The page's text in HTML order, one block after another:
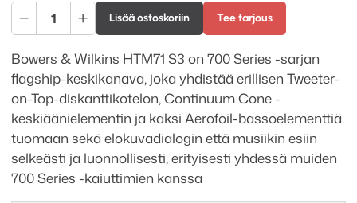
Bowers
&
Wilkins
HTM71
S3
keskikaiutin
määrä
Lisää ostoskoriin Tee tarjous
Bowers & Wilkins HTM71 S3 on 700 Series -sarjan
flagship-keskikanava, joka yhdistää erillisen Tweeter-
on-Top-diskanttikotelon, Continuum Cone -
keskiäänielementin ja kaksi Aerofoil-bassoelementtiä
tuomaan sekä elokuvadialogin että musiikin esiin
selkeästi ja luonnollisesti, erityisesti yhdessä muiden
700 Series -kaiuttimien kanssa